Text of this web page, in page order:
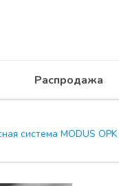
Распродажа
система MODUS OPK